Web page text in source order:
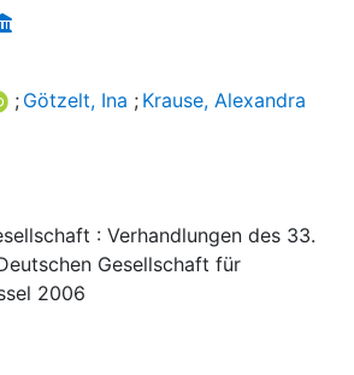
; Götzelt, Ina ; Krause, Alexandra
: Verhandlungen des 33.
Gesellschaft für
2006